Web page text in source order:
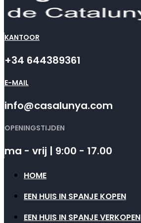
KANTOOR
+34 644389361
E-MAIL
info@casalunya.com
OPENINGSTIJDEN
ma - vrij | 9:00 - 17.00
HOME
EEN HUIS IN SPANJE KOPEN
EEN HUIS IN SPANJE VERKOPEN